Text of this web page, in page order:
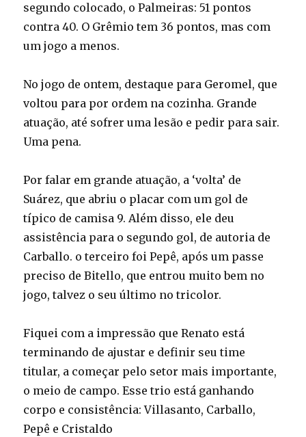
segundo colocado, o Palmeiras: 51 pontos
contra 40. O Grêmio tem 36 pontos, mas com
um jogo a menos.
No jogo de ontem, destaque para Geromel, que
voltou para por ordem na cozinha. Grande
atuação, até sofrer uma lesão e pedir para sair.
Uma pena.
Por falar em grande atuação, a ‘volta’ de
Suárez, que abriu o placar com um gol de
típico de camisa 9. Além disso, ele deu
assistência para o segundo gol, de autoria de
Carballo. o terceiro foi Pepê, após um passe
preciso de Bitello, que entrou muito bem no
jogo, talvez o seu último no tricolor.
Fiquei com a impressão que Renato está
terminando de ajustar e definir seu time
titular, a começar pelo setor mais importante,
o meio de campo. Esse trio está ganhando
corpo e consistência: Villasanto, Carballo,
Pepê e Cristaldo